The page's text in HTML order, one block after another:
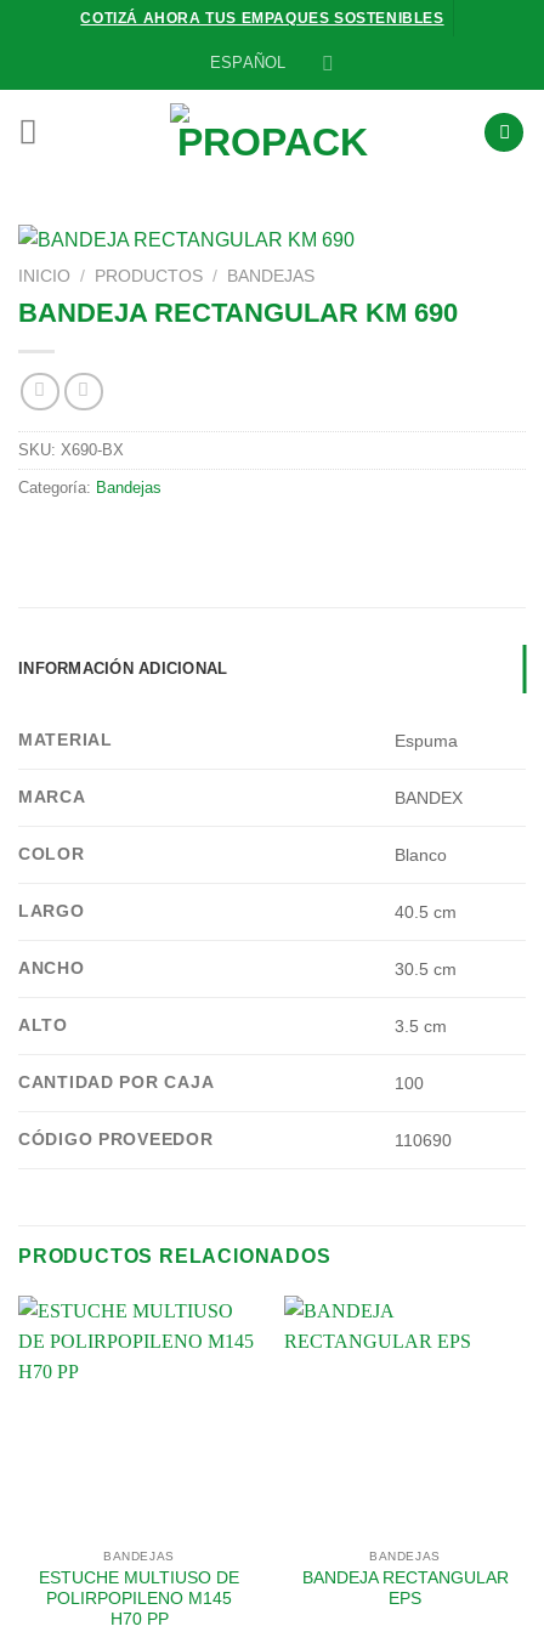
COTIZÁ AHORA TUS EMPAQUES SOSTENIBLES
ESPAÑOL
INICIO / PRODUCTOS / BANDEJAS
BANDEJA RECTANGULAR KM 690
SKU: X690-BX
Categoría: Bandejas
INFORMACIÓN ADICIONAL
MATERIAL Espuma
MARCA BANDEX
COLOR Blanco
LARGO 40.5 cm
ANCHO 30.5 cm
ALTO 3.5 cm
CANTIDAD POR CAJA 100
CÓDIGO PROVEEDOR 110690
PRODUCTOS RELACIONADOS
BANDEJAS
ESTUCHE MULTIUSO DE
POLIRPOPILENO M145
H70 PP
BANDEJAS
BANDEJA RECTANGULAR
EPS